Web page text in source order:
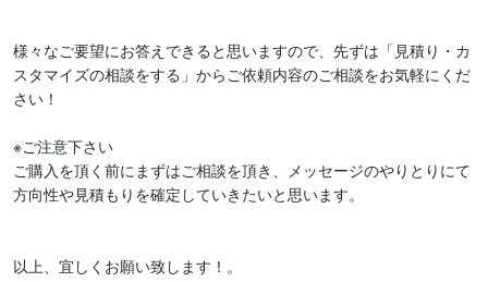
様々なご要望にお答えできると思いますので、先ずは「見積り・カ
スタマイズの相談をする」からご依頼内容のご相談をお気軽にくだ
さい！
※ご注意下さい
ご購入を頂く前にまずはご相談を頂き、メッセージのやりとりにて
方向性や見積もりを確定していきたいと思います。
以上、宜しくお願い致します！。